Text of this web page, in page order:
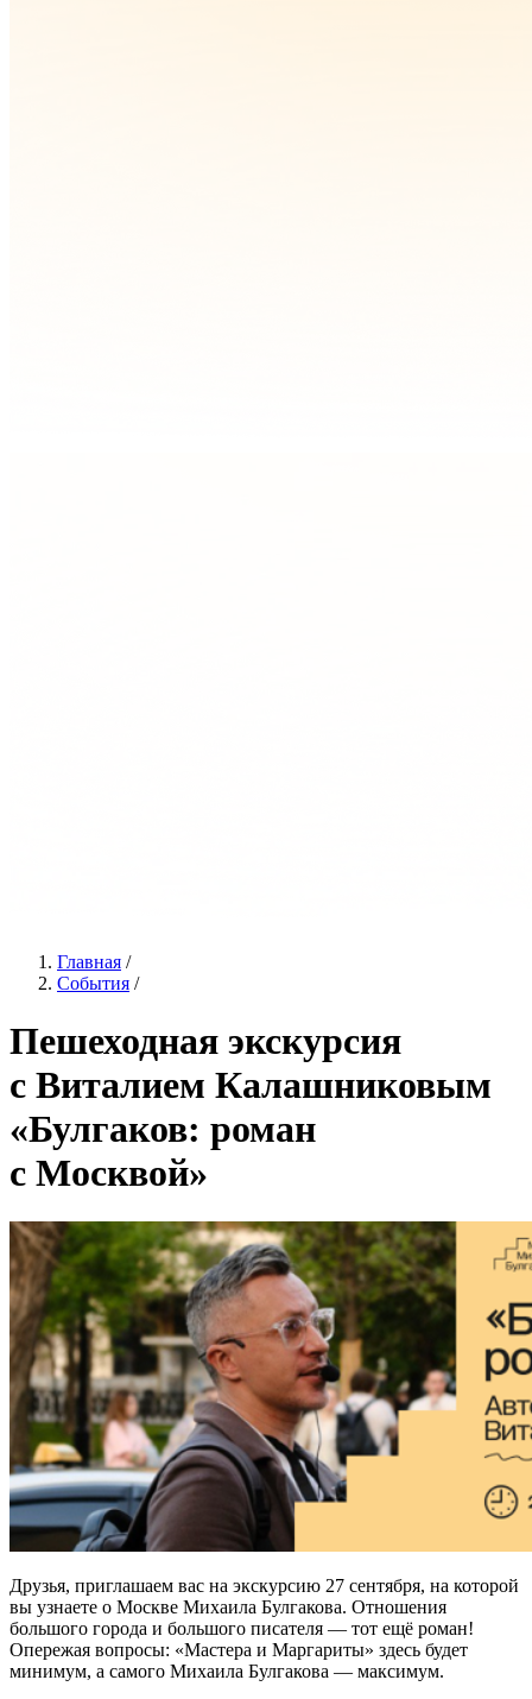
Главная /
События /
Пешеходная экскурсия
с Виталием Калашниковым
«Булгаков: роман
с Москвой»
Друзья, приглашаем вас на экскурсию 27 сентября, на которой
вы узнаете о Москве Михаила Булгакова. Отношения
большого города и большого писателя — тот ещё роман!
Опережая вопросы: «Мастера и Маргариты» здесь будет
минимум, а самого Михаила Булгакова — максимум.